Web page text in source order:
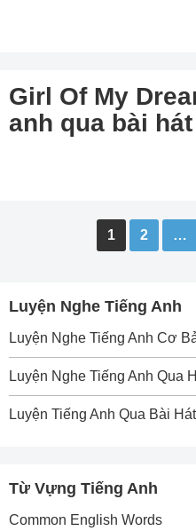
Girl Of My
anh qua bài hát
pagination
1 2 …
Luyện Nghe Tiếng Anh
Luyện Nghe Tiếng Anh Cơ
Luyện Nghe Tiếng Anh Qua
Luyện Tiếng Anh Qua Bài Hát
Từ Vựng Tiếng Anh
Common English Words